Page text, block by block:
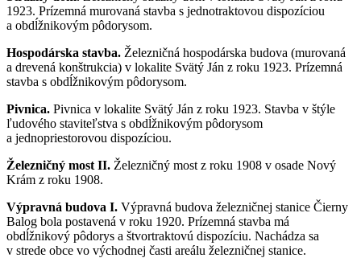
1923. Prízemná murovaná stavba s jednotraktovou dispozíciou
a obdĺžnikovým pôdorysom.
Hospodárska stavba. Železničná hospodárska budova (murovaná
a drevená konštrukcia) v lokalite Svätý Ján z roku 1923. Prízemná
stavba s obdĺžnikovým pôdorysom.
Pivnica. Pivnica v lokalite Svätý Ján z roku 1923. Stavba v štýle
ľudového staviteľstva s obdĺžnikovým pôdorysom
a jednopriestorovou dispozíciou.
Železničný most II. Železničný most z roku 1908 v osade Nový
Krám z roku 1908.
Výpravná budova I. Výpravná budova železničnej stanice Čierny
Balog bola postavená v roku 1920. Prízemná stavba má
obdĺžnikový pôdorys a štvortraktovú dispozíciu. Nachádza sa
v strede obce vo východnej časti areálu železničnej stanice.